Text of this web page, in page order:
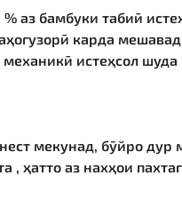
аз бамбуки табиӣ
карда
истеҳсол
мекунад, бӯйро дур
ҳатто аз нахҳои